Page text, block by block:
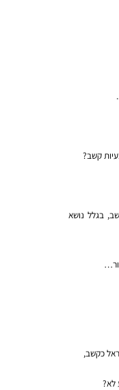
קשב?
בגלל נושא
כקשב,
לא?